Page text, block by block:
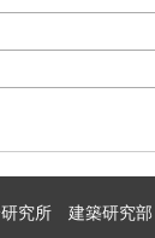
研究所 建築研究